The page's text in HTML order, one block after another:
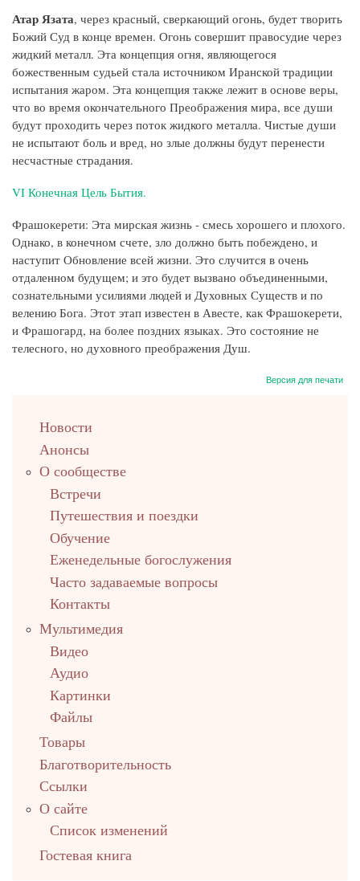
Атар Язата, через красный, сверкающий огонь, будет творить
Божий Суд в конце времен. Огонь совершит правосудие через
жидкий металл. Эта концепция огня, являющегося
божественным судьей стала источником Иранской традиции
испытания жаром. Эта концепция также лежит в основе веры,
что во время окончательного Преображения мира, все души
будут проходить через поток жидкого металла. Чистые души
не испытают боль и вред, но злые должны будут перенести
несчастные страдания.
VI Конечная Цель Бытия.
Фрашокерети: Эта мирская жизнь - смесь хорошего и плохого.
Однако, в конечном счете, зло должно быть побеждено, и
наступит Обновление всей жизни. Это случится в очень
отдаленном будущем; и это будет вызвано объединенными,
сознательными усилиями людей и Духовных Существ и по
велению Бога. Этот этап известен в Авесте, как Фрашокерети,
и Фрашогард, на более поздних языках. Это состояние не
телесного, но духовного преображения Душ.
Версия для печати
upНовости
Анонсы
О сообществе
Встречи
Путешествия и поездки
Обучение
Еженедельные богослужения
Часто задаваемые вопросы
Контакты
Мультимедия
Видео
Аудио
Картинки
Файлы
Товары
Благотворительность
Ссылки
О сайте
Список изменений
Гостевая книга